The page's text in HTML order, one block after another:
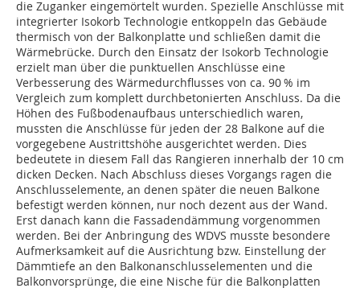
die Zuganker eingemörtelt wurden. Spezielle Anschlüsse mit
integrierter Isokorb Technologie entkoppeln das Gebäude
thermisch von der Balkonplatte und schließen damit die
Wärmebrücke. Durch den Einsatz der Isokorb Technologie
erzielt man über die punktuellen Anschlüsse eine
Verbesserung des Wärmedurchflusses von ca. 90 % im
Vergleich zum komplett durch­betonierten Anschluss. Da die
Höhen des Fußbodenaufbaus unterschiedlich waren,
mussten die Anschlüsse für jeden der 28 Balkone auf die
vorgegebene Austrittshöhe ausgerichtet werden. Dies
bedeutete in diesem Fall das Rangieren innerhalb der 10 cm
dicken Decken. Nach Abschluss dieses Vorgangs ragen die
Anschlusselemente, an denen später die neuen Balkone
befestigt werden können, nur noch dezent aus der Wand.
Erst danach kann die Fassadendämmung vorgenommen
werden. Bei der Anbringung des WDVS musste besondere
Aufmerksamkeit auf die Ausrichtung bzw. Einstellung der
Dämmtiefe an den Balkonanschlusselementen und die
Balkonvorsprünge, die eine Nische für die Balkonplatten